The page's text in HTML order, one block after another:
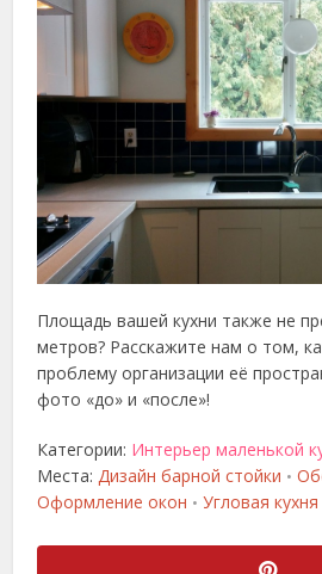
Площадь вашей кухни также не
метров? Расскажите нам о том,
проблему организации её
фото «до» и «после»!
Категории: Интерьер маленькой
Места:Дизайн барной стойки •
Оформление окон • Угловая кухня